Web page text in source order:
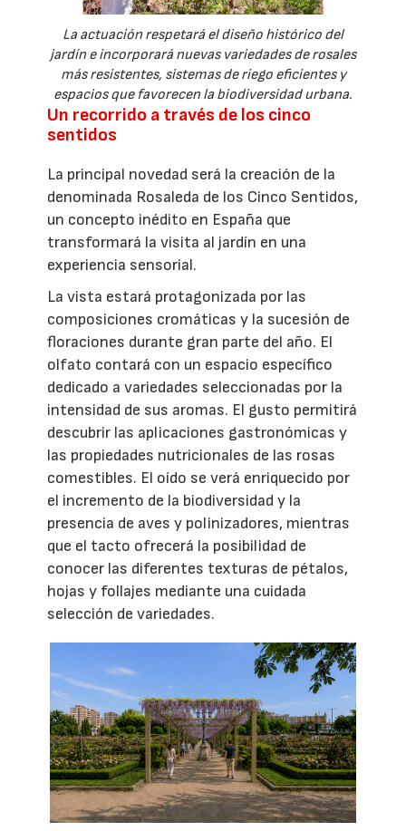
La actuación respetará el diseño histórico del
jardín e incorporará nuevas variedades de rosales
más resistentes, sistemas de riego eficientes y
espacios que favorecen la biodiversidad urbana.
Un recorrido a través de los cinco
sentidos
La principal novedad será la creación de la
denominada Rosaleda de los Cinco Sentidos,
un concepto inédito en España que
transformará la visita al jardín en una
experiencia sensorial.
La vista estará protagonizada por las
composiciones cromáticas y la sucesión de
floraciones durante gran parte del año. El
olfato contará con un espacio específico
dedicado a variedades seleccionadas por la
intensidad de sus aromas. El gusto permitirá
descubrir las aplicaciones gastronómicas y
las propiedades nutricionales de las rosas
comestibles. El oído se verá enriquecido por
el incremento de la biodiversidad y la
presencia de aves y polinizadores, mientras
que el tacto ofrecerá la posibilidad de
conocer las diferentes texturas de pétalos,
hojas y follajes mediante una cuidada
selección de variedades.